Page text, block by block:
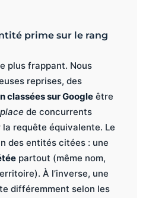
prime sur le rang
plus frappant. Nous
reprises, des
classées sur Google être
de concurrents
requête équivalente. Le
des entités citées : une
partout (même nom,
À l’inverse, une
différemment selon les